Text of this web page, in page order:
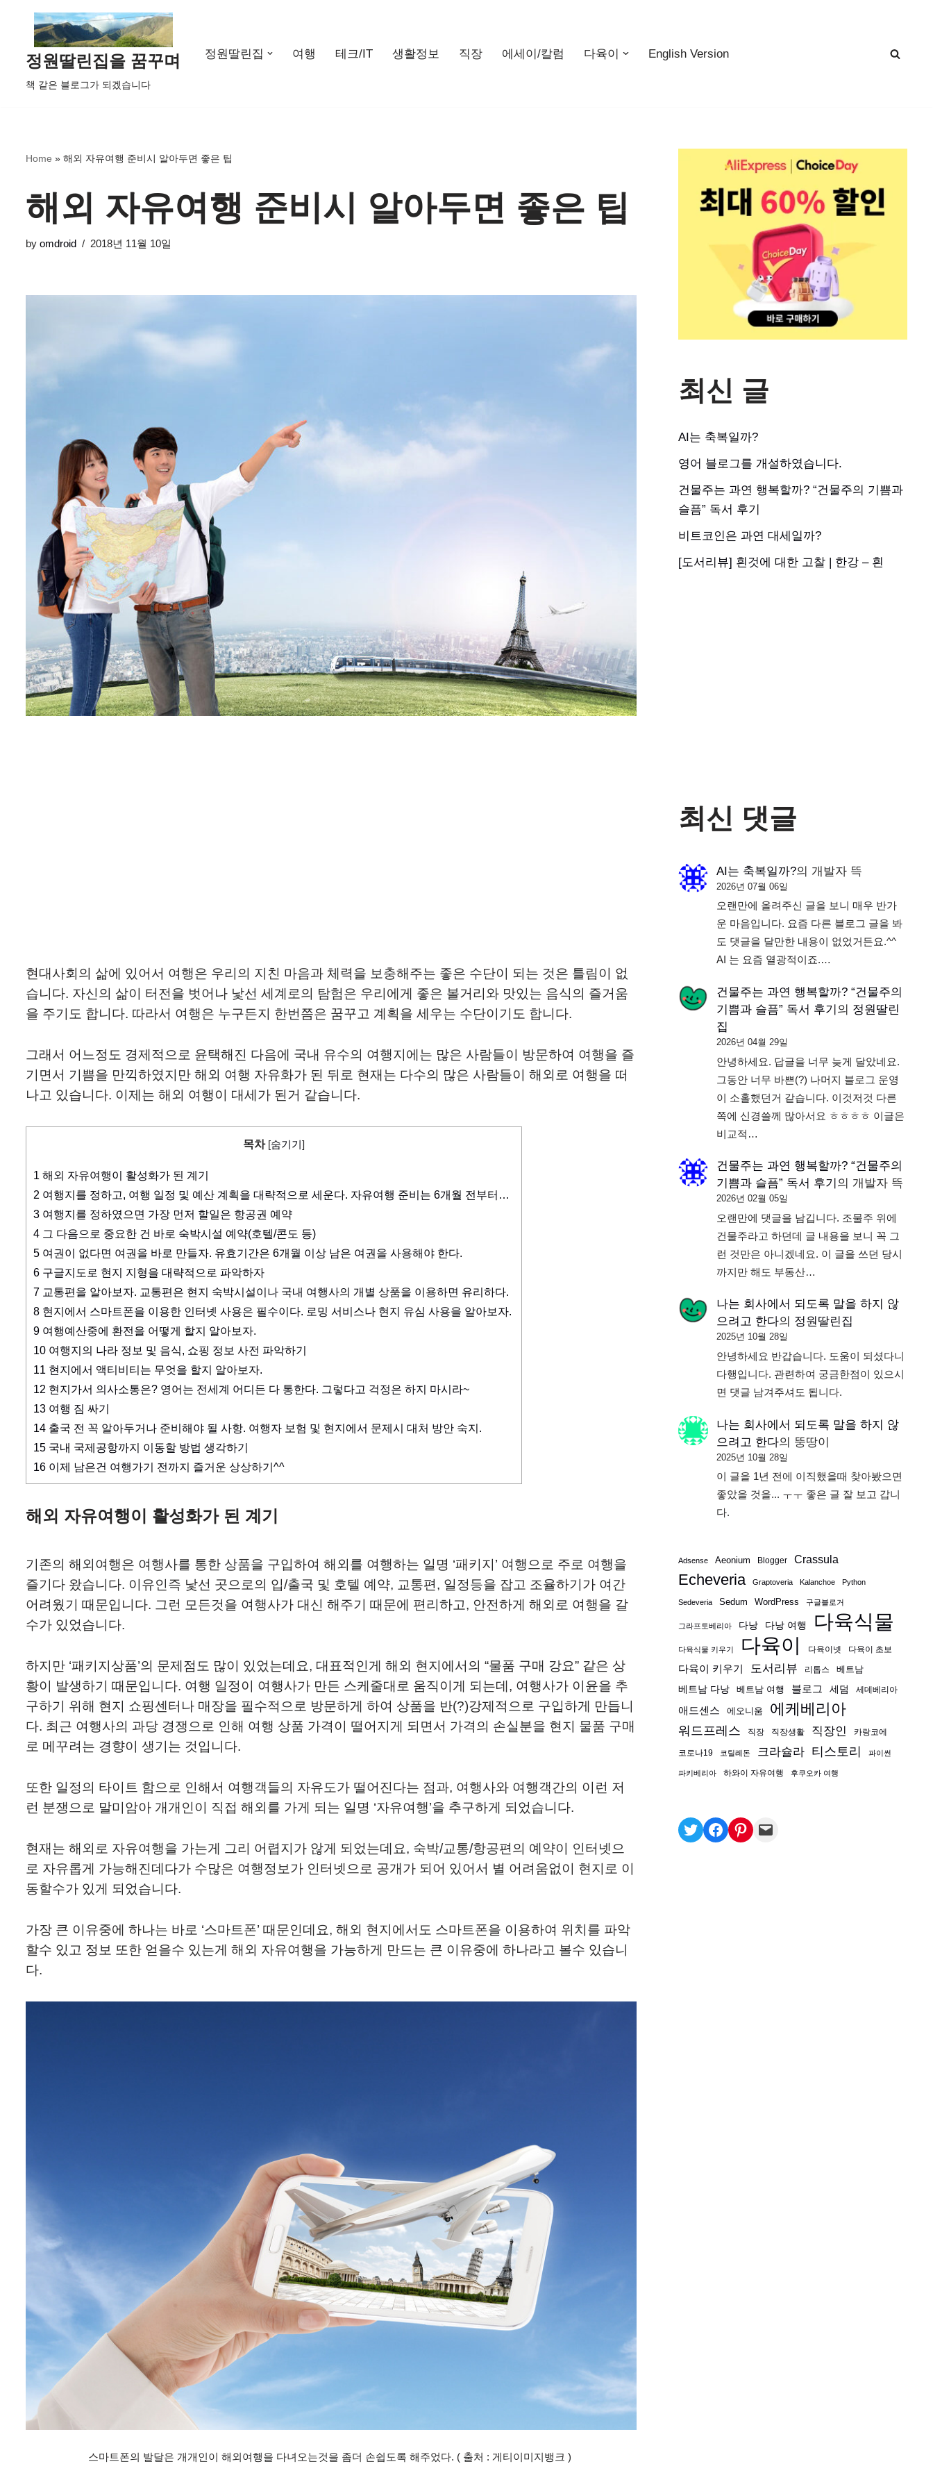
정원딸린집을 꿈꾸며
책 같은 블로그가 되겠습니다
정원딸린집 여행 테크/IT 생활정보 직장 에세이/칼럼 다육이 English Version
Home » 해외 자유여행 준비시 알아두면 좋은 팁
해외 자유여행 준비시 알아두면 좋은 팁
by omdroid 2018년 11월 10일
현대사회의 삶에 있어서 여행은 우리의 지친 마음과 체력을 보충해주는 좋은 수단이 되는 것은 틀림이 없
습니다. 자신의 삶이 터전을 벗어나 낯선 세계로의 탐험은 우리에게 좋은 볼거리와 맛있는 음식의 즐거움
을 주기도 합니다. 따라서 여행은 누구든지 한번쯤은 꿈꾸고 계획을 세우는 수단이기도 합니다.
그래서 어느정도 경제적으로 윤택해진 다음에 국내 유수의 여행지에는 많은 사람들이 방문하여 여행을 즐
기면서 기쁨을 만끽하였지만 해외 여행 자유화가 된 뒤로 현재는 다수의 많은 사람들이 해외로 여행을 떠
나고 있습니다. 이제는 해외 여행이 대세가 된거 같습니다.
목차 [숨기기 ]
1 해외 자유여행이 활성화가 된 계기
2 여행지를 정하고, 여행 일정 및 예산 계획을 대략적으로 세운다. 자유여행 준비는 6개월 전부터…
3 여행지를 정하였으면 가장 먼저 할일은 항공권 예약
4 그 다음으로 중요한 건 바로 숙박시설 예약(호텔/콘도 등)
5 여권이 없다면 여권을 바로 만들자. 유효기간은 6개월 이상 남은 여권을 사용해야 한다.
6 구글지도로 현지 지형을 대략적으로 파악하자
7 교통편을 알아보자. 교통편은 현지 숙박시설이나 국내 여행사의 개별 상품을 이용하면 유리하다.
8 현지에서 스마트폰을 이용한 인터넷 사용은 필수이다. 로밍 서비스나 현지 유심 사용을 알아보자.
9 여행예산중에 환전을 어떻게 할지 알아보자.
10 여행지의 나라 정보 및 음식, 쇼핑 정보 사전 파악하기
11 현지에서 액티비티는 무엇을 할지 알아보자.
12 현지가서 의사소통은? 영어는 전세계 어디든 다 통한다. 그렇다고 걱정은 하지 마시라~
13 여행 짐 싸기
14 출국 전 꼭 알아두거나 준비해야 될 사항. 여행자 보험 및 현지에서 문제시 대처 방안 숙지.
15 국내 국제공항까지 이동할 방법 생각하기
16 이제 남은건 여행가기 전까지 즐거운 상상하기^^
해외 자유여행이 활성화가 된 계기
기존의 해외여행은 여행사를 통한 상품을 구입하여 해외를 여행하는 일명 ‘패키지’ 여행으로 주로 여행을
즐기다 왔습니다. 이유인즉 낯선 곳으로의 입/출국 및 호텔 예약, 교통편, 일정등을 잡고 조율하기가 여간
어려웠기 때문입니다. 그런 모든것을 여행사가 대신 해주기 때문에 편리하고, 안전하게 해외로 여행을 갈
수가 있었습니다.
하지만 ‘패키지상품’의 문제점도 많이 있었는데요, 대표적인게 해외 현지에서의 “물품 구매 강요” 같은 상
황이 발생하기 때문입니다. 여행 일정이 여행사가 만든 스케줄대로 움직이게 되는데, 여행사가 이윤을 추
구하기 위해 현지 쇼핑센터나 매장을 필수적으로 방문하게 하여 상품을 반(?)강제적으로 구입하게 만듭니
다. 최근 여행사의 과당 경쟁으로 인해 여행 상품 가격이 떨어지게 되면서 가격의 손실분을 현지 물품 구매
로 메꾸려는 경향이 생기는 것입니다.
또한 일정의 타이트 함으로 인해서 여행객들의 자유도가 떨어진다는 점과, 여행사와 여행객간의 이런 저
런 분쟁으로 말미암아 개개인이 직접 해외를 가게 되는 일명 ‘자유여행’을 추구하게 되었습니다.
현재는 해외로 자유여행을 가는게 그리 어렵지가 않게 되었는데요, 숙박/교통/항공편의 예약이 인터넷으
로 자유롭게 가능해진데다가 수많은 여행정보가 인터넷으로 공개가 되어 있어서 별 어려움없이 현지로 이
동할수가 있게 되었습니다.
가장 큰 이유중에 하나는 바로 ‘스마트폰’ 때문인데요, 해외 현지에서도 스마트폰을 이용하여 위치를 파악
할수 있고 정보 또한 얻을수 있는게 해외 자유여행을 가능하게 만드는 큰 이유중에 하나라고 볼수 있습니
다.
스마트폰의 발달은 개개인이 해외여행을 다녀오는것을 좀더 손쉽도록 해주었다. ( 출처 : 게티이미지뱅크 )
최신 글
AI는 축복일까?
영어 블로그를 개설하였습니다.
건물주는 과연 행복할까? “건물주의 기쁨과
슬픔” 독서 후기
비트코인은 과연 대세일까?
[도서리뷰] 흰것에 대한 고찰 | 한강 – 흰
최신 댓글
AI는 축복일까?의 개발자 뜩
2026년 07월 06일
오랜만에 올려주신 글을 보니 매우 반가
운 마음입니다. 요즘 다른 블로그 글을 봐
도 댓글을 달만한 내용이 없었거든요.^^
AI 는 요즘 열광적이죠.…
건물주는 과연 행복할까? “건물주의
기쁨과 슬픔” 독서 후기 의 정원딸린
집
2026년 04월 29일
안녕하세요. 답글을 너무 늦게 달았네요.
그동안 너무 바쁜(?) 나머지 블로그 운영
이 소홀했던거 같습니다. 이것저것 다른
쪽에 신경쓸께 많아서요 ㅎㅎㅎㅎ 이글은
비교적…
건물주는 과연 행복할까? “건물주의
기쁨과 슬픔” 독서 후기 의 개발자 뜩
2026년 02월 05일
오랜만에 댓글을 남깁니다. 조물주 위에
건물주라고 하던데 글 내용을 보니 꼭 그
런 것만은 아니겠네요. 이 글을 쓰던 당시
까지만 해도 부동산…
나는 회사에서 되도록 말을 하지 않
으려고 한다의 정원딸린집
2025년 10월 28일
안녕하세요 반갑습니다. 도움이 되셨다니
다행입니다. 관련하여 궁금한점이 있으시
면 댓글 남겨주셔도 됩니다.
나는 회사에서 되도록 말을 하지 않
으려고 한다의 뚱땅이
2025년 10월 28일
이 글을 1년 전에 이직했을때 찾아봤으면
좋았을 것을... ㅜㅜ 좋은 글 잘 보고 갑니
다.
Adsense Aeonium Blogger Crassula
Echeveria Graptoveria Kalanchoe Python
Sedeveria Sedum WordPress 구글블로거
그라프토베리아 다낭 다낭 여행 다육식물
다육식물 키우기 다육이 다육이넷 다육이 초보
다육이 키우기 도서리뷰 리톱스
베트남
베트남 다낭
베트남 여행 블로그 세덤 세데베리아
애드센스 에오니움 에케베리아
워드프레스 직장 직장생활 직장인 카랑코에
코로나19 코틸레돈 크라슐라 티스토리 파이썬
파키베리아 하와이 자유여행 후쿠오카 여행